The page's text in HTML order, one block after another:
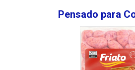
Pensado para